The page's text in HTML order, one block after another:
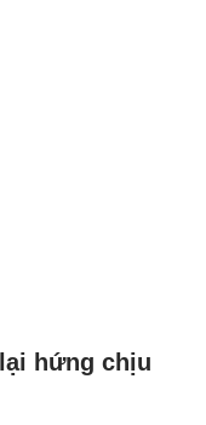
hứng chịu